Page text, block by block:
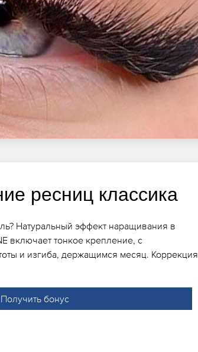
ресниц классика
Натуральный эффект наращивания в
включает тонкое крепление, с
и изгиба, держащимся месяц. Коррекция
Получить бонус